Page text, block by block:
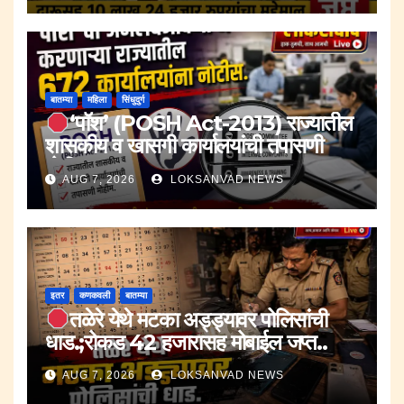
बातम्या महिला सिंधुदुर्ग
‘पॉश’ (POSH Act-2013) राज्यातील
शासकीय व खासगी कार्यालयांची तपासणी
मोहीम..
AUG 7, 2026 LOKSANVAD NEWS
इतर कणकवली बातम्या
तळेरे येथे मटका अड्ड्यावर पोलिसांची
धाड.;रोकड 42 हजारासह मोबाईल जप्त..
AUG 7, 2026 LOKSANVAD NEWS